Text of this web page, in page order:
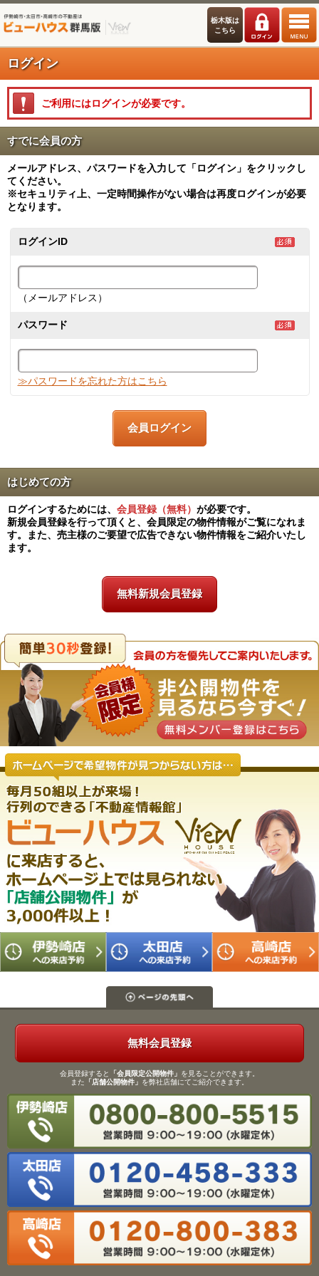
栃木版は
こちら
ログイン
ご利用にはログインが必要です。
すでに会員の方
メールアドレス、パスワードを入力して「ログイン」をクリックし
てください。
※セキュリティ上、一定時間操作がない場合は再度ログインが必要
となります。
ログインID
（メールアドレス）
パスワード
≫パスワードを忘れた方はこちら
はじめての方
ログインするためには、 会員登録（無料） が必要です。
新規会員登録を行って頂くと、会員限定の物件情報がご覧になれま
す。また、売主様のご要望で広告できない物件情報をご紹介いたし
ます。
無料新規会員登録
無料会員登録
会員登録すると 「会員限定公開物件」 を見ることができます。
また 「店舗公開物件」 を弊社店舗にてご紹介できます。